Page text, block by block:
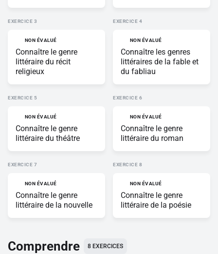
EXERCICE
NON ÉVALUÉ
Connaître le genre
littéraire du récit
religieux
EXERCICE
NON ÉVALUÉ
Connaître les genres
littéraires de la fable et
du fabliau
EXERCICE
NON ÉVALUÉ
Connaître le genre
littéraire du théâtre
EXERCICE
NON ÉVALUÉ
Connaître le genre
littéraire du roman
EXERCICE
NON ÉVALUÉ
Connaître le genre
littéraire de la nouvelle
EXERCICE
NON ÉVALUÉ
Connaître le genre
littéraire de la poésie
Comprendre 8 EXERCICES